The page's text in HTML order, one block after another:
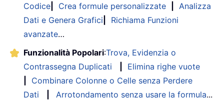
Codice
Crea formule personalizzate
Analizza
Dati e Genera Grafici
Richiama Funzioni
avanzate…
Funzionalità Popolari:Trova, Evidenzia o
Contrassegna Duplicati
Elimina righe vuote
Combinare Colonne o Celle senza Perdere
Dati
Arrotondamento senza usare la formula...